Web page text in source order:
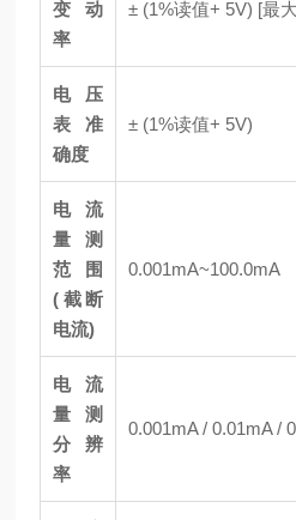
变动
率
± (1%读值+ 5V) [最
电压
表准
确度
± (1%读值+ 5V)
电流
量测
范围
(截断
电流)
0.001mA~100.0mA
电流
量测
分辨
率
0.001mA / 0.01mA /